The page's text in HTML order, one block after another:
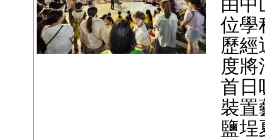
由中
位學
歷經
度將
首日
裝置
鹽埕